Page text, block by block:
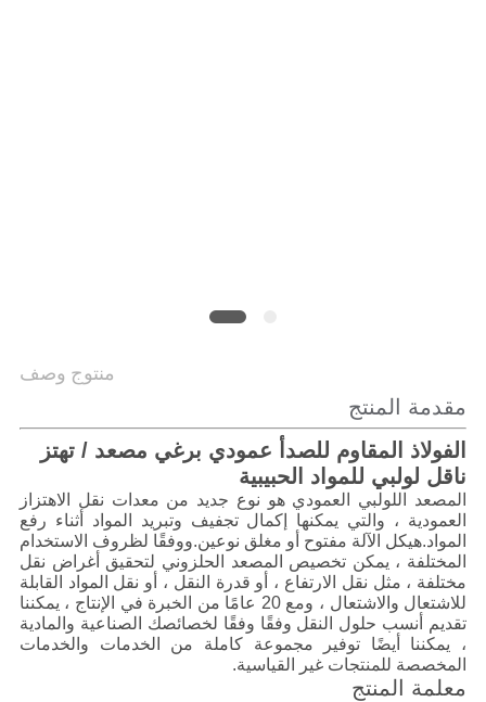
منتوج وصف
مقدمة المنتج
الفولاذ المقاوم للصدأ عمودي برغي مصعد / تهتز
ناقل لولبي للمواد الحبيبية
المصعد اللولبي العمودي هو نوع جديد من معدات نقل الاهتزاز
العمودية ، والتي يمكنها إكمال تجفيف وتبريد المواد أثناء رفع
المواد.هيكل الآلة مفتوح أو مغلق نوعين.ووفقًا لظروف الاستخدام
المختلفة ، يمكن تخصيص المصعد الحلزوني لتحقيق أغراض نقل
مختلفة ، مثل نقل الارتفاع ، أو قدرة النقل ، أو نقل المواد القابلة
للاشتعال والاشتعال ، ومع 20 عامًا من الخبرة في الإنتاج ، يمكننا
تقديم أنسب حلول النقل وفقًا وفقًا لخصائصك الصناعية والمادية
، يمكننا أيضًا توفير مجموعة كاملة من الخدمات والخدمات
المخصصة للمنتجات غير القياسية.
معلمة المنتج